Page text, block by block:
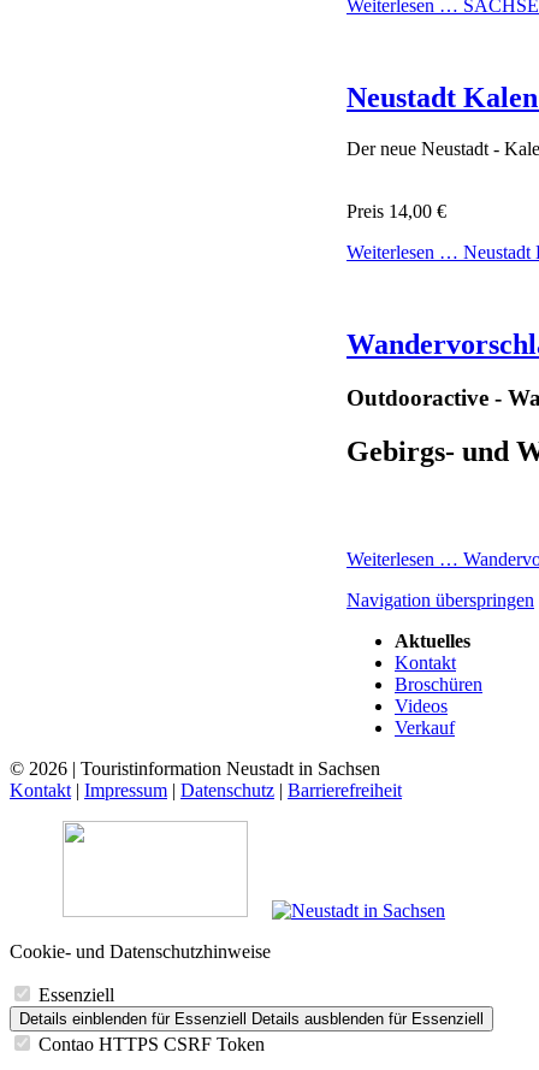
Weiterlesen …
Neustadt
Der neue Neustadt -
Preis 14,00 €
Weiterlesen … Neustadt
Outdooractive -
Gebirgs- und
Weiterlesen …
Navigation überspringen
Aktuelles
Kontakt
Broschüren
Videos
Verkauf
© 2026 | Touristinformation Neustadt in Sachsen
Kontakt | Impressum | Datenschutz | Barrierefreiheit
Cookie- und Datenschutzhinweise
Essenziell
Details einblenden für Essenziell Details ausblenden für Essenziell
Contao HTTPS CSRF Token